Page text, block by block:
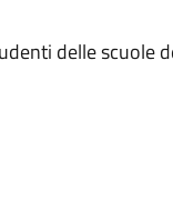
delle scuole